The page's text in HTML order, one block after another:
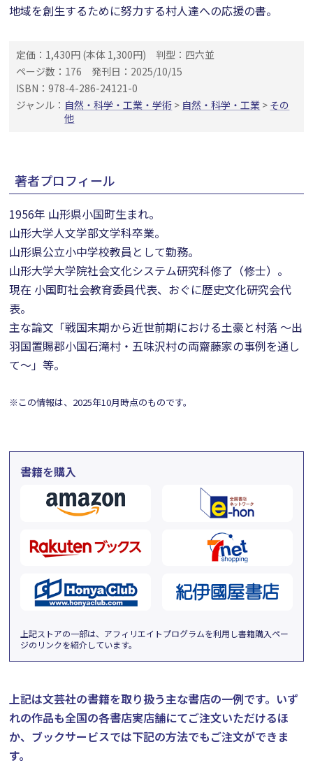
地域を創生するために努力する村人達への応援の書。
定価：1,430円 (本体 1,300円)
判型：四六並
ページ数：176
発刊日：2025/10/15
ISBN：978-4-286-24121-0
ジャンル： 自然・科学・工業・学術 > 自然・科学・工業 > その
他
著者プロフィール
1956年 山形県小国町生まれ。
山形大学人文学部文学科卒業。
山形県公立小中学校教員として勤務。
山形大学大学院社会文化システム研究科修了（修士）。
現在 小国町社会教育委員代表、おぐに歴史文化研究会代
表。
主な論文「戦国末期から近世前期における土豪と村落 ～出
羽国置賜郡小国石滝村・五味沢村の両齋藤家の事例を通し
て～」等。
※この情報は、2025年10月時点のものです。
書籍を購入
上記ストアの一部は、アフィリエイトプログラムを利用し書籍購入ペー
ジのリンクを紹介しています。
上記は文芸社の書籍を取り扱う主な書店の一例です。 いず
れの作品も全国の各書店実店舗にてご注文いただけるほ
か、ブックサービスでは下記の方法でもご注文ができま
す。